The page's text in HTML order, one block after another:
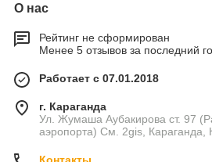
О нас
Рейтинг не сформирован
Менее 5 отзывов за последний
Работает с 07.01.2018
г. Караганда
Ул. Жумаша Аубакирова ст. 97
аэропорта) См. 2gis, Караганда,